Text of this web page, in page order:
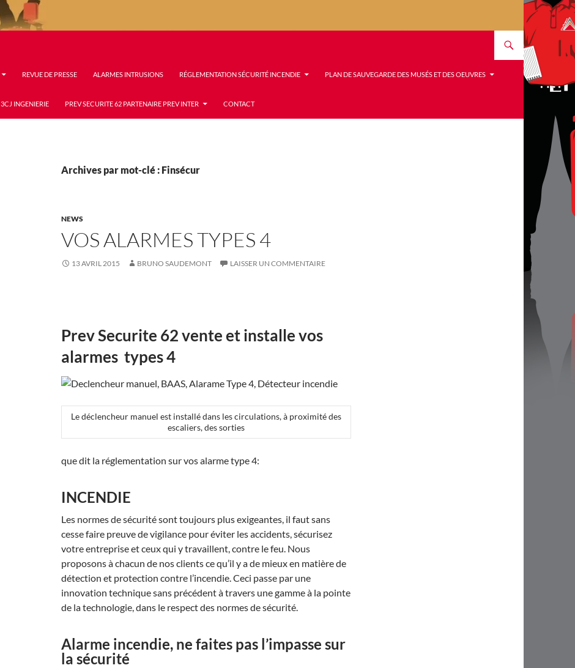
REVUE DE PRESSE ALARMES INTRUSIONS RÉGLEMENTATION SÉCURITÉ INCENDIE PLAN DE SAUVEGARDE DES MUSÉS ET DES OEUVRES
3CJ INGENIERIE PREV SECURITE 62 PARTENAIRE PREV INTER CONTACT
Archives par mot-clé : Finsécur
NEWS
VOS ALARMES TYPES 4
13 AVRIL 2015 BRUNO SAUDEMONT LAISSER UN COMMENTAIRE
Prev Securite 62 vente et installe vos
alarmes types 4
Le déclencheur manuel est installé dans les circulations, à proximité des
escaliers, des sorties
que dit la réglementation sur vos alarme type 4:
INCENDIE
Les normes de sécurité sont toujours plus exigeantes, il faut sans
cesse faire preuve de vigilance pour éviter les accidents, sécurisez
votre entreprise et ceux qui y travaillent, contre le feu. Nous
proposons à chacun de nos clients ce qu’il y a de mieux en matière de
détection et protection contre l’incendie. Ceci passe par une
innovation technique sans précédent à travers une gamme à la pointe
de la technologie, dans le respect des normes de sécurité.
Alarme incendie, ne faites pas l’impasse sur
la sécurité